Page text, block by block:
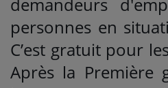
personnes en
C’est gratuit pour
Après la Première